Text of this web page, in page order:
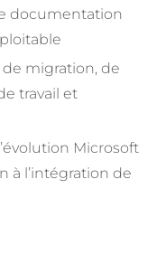
documentation
migration, de
travail et
Microsoft
à l’intégration de